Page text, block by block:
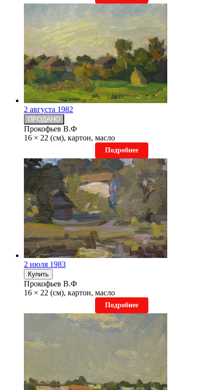
2 августа 1982
ПРОДАНО
Прокофьев В.Ф
16 × 22 (см), картон, масло
Подробнее
2 июля 1983
Купить
Прокофьев В.Ф
16 × 22 (см), картон, масло
Подробнее